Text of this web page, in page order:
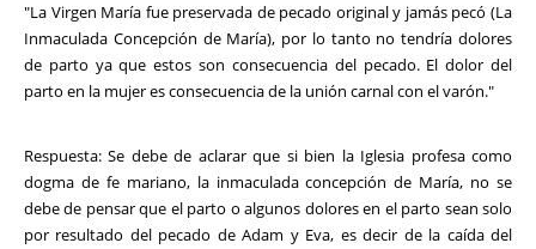
"La Virgen María fue preservada de pecado original y jamás pecó (La
Inmaculada Concepción de María), por lo tanto no tendría dolores
de parto ya que estos son consecuencia del pecado. El dolor del
parto en la mujer es consecuencia de la unión carnal con el varón."
Respuesta: Se debe de aclarar que si bien la Iglesia profesa como
dogma de fe mariano, la inmaculada concepción de María, no se
debe de pensar que el parto o algunos dolores en el parto sean solo
por resultado del pecado de Adam y Eva, es decir de la caída del